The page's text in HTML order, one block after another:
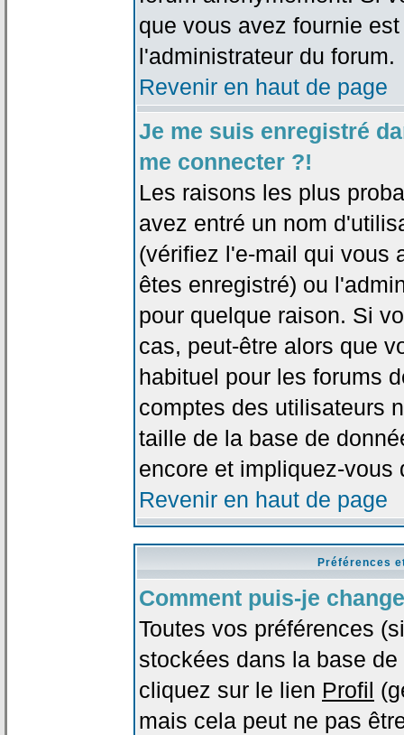
que vous avez fournie
l'administrateur du forum.
Revenir en haut de page
Je me suis enregistré
me connecter ?!
Les raisons les plus
avez entré un nom
(vérifiez l'e-mail qui vous
êtes enregistré) ou
pour quelque raison. Si
cas, peut-être alors que
habituel pour les forums
comptes des utilisateurs
taille de la base de
encore et impliquez-
Revenir en haut de page
Préférences
Comment puis-je
Toutes vos préférences
stockées dans la base
cliquez sur le lien Profil
mais cela peut ne pas